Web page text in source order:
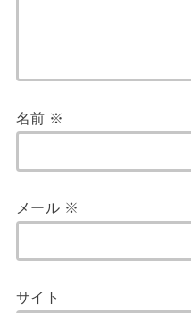
名前 ※
メール ※
サイト